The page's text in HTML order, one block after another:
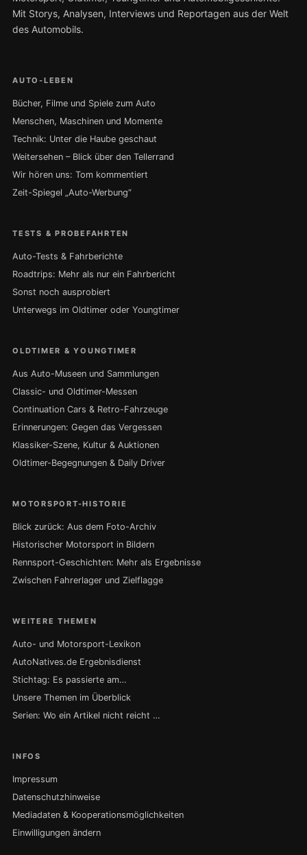
Mit Storys, Analysen, Interviews und Reportagen aus der Welt
des Automobils.
AUTO-LEBEN
Bücher, Filme und Spiele zum Auto
Menschen, Maschinen und Momente
Technik: Unter die Haube geschaut
Weitersehen – Blick über den Tellerrand
Wir hören uns: Tom kommentiert
Zeit-Spiegel „Auto-Werbung“
TESTS & PROBEFAHRTEN
Auto-Tests & Fahrberichte
Roadtrips: Mehr als nur ein Fahrbericht
Sonst noch ausprobiert
Unterwegs im Oldtimer oder Youngtimer
OLDTIMER & YOUNGTIMER
Aus Auto-Museen und Sammlungen
Classic- und Oldtimer-Messen
Continuation Cars & Retro-Fahrzeuge
Erinnerungen: Gegen das Vergessen
Klassiker-Szene, Kultur & Auktionen
Oldtimer-Begegnungen & Daily Driver
MOTORSPORT-HISTORIE
Blick zurück: Aus dem Foto-Archiv
Historischer Motorsport in Bildern
Rennsport-Geschichten: Mehr als Ergebnisse
Zwischen Fahrerlager und Zielflagge
WEITERE THEMEN
Auto- und Motorsport-Lexikon
AutoNatives.de Ergebnisdienst
Stichtag: Es passierte am…
Unsere Themen im Überblick
Serien: Wo ein Artikel nicht reicht …
INFOS
Impressum
Datenschutzhinweise
Mediadaten & Kooperationsmöglichkeiten
Einwilligungen ändern